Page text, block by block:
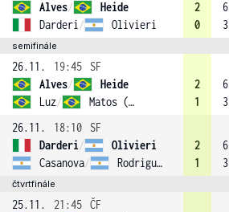
Alves/
Heide
Darderi / Olivieri
2
0
6
3
semifinále
26.11. 19:45
SF
Alves/
Heide
Luz/ Matos (1)
2
1
6
3
26.11.
18:10
SF
Darderi/
Olivieri
Casanova/ Rodriguez Taverna
2
1
6
3
čtvrtfinále
25.11. 21:45 ČF